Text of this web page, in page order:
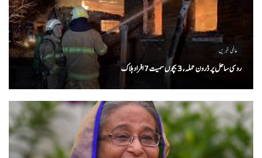
عالمی خبریں
روسی ساحل پر ڈرون حملہ، 3 بچوں سمیت 7 افراد ہلاک